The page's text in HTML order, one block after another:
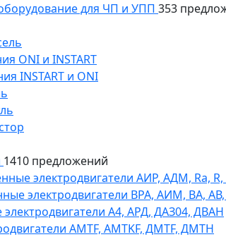
для ЧП и УПП 353
ONI и INSTART
INSTART и ONI
1410 предложений
электродвигатели АИР, АДМ, Ra, R,
электродвигатели ВРА, АИМ, ВА,
A4, АРД, ДАЗ04, ДВАН
AMTF, AMTKF, ДMTF, ДМТН